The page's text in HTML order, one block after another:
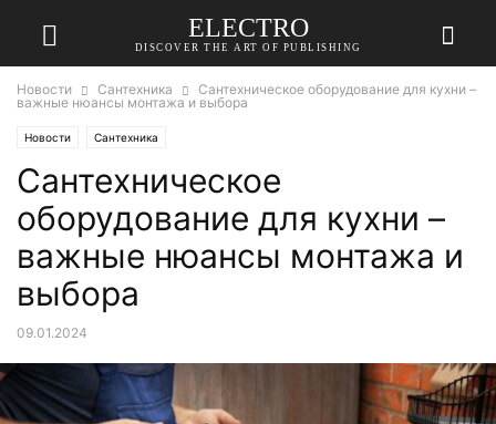
ELECTRO
DISCOVER THE ART OF PUBLISHING
Новости Сантехника
Сантехническое оборудование для кухни –
важные нюансы монтажа и выбора
Новости Сантехника
Сантехническое
оборудование для кухни –
важные нюансы монтажа и
выбора
09.01.2024